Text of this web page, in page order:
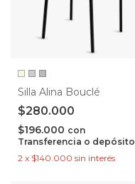
Silla Alina Bouclé
$280.000
$196.000 con
Transferencia o depósito
2 x $140.000 sin interés